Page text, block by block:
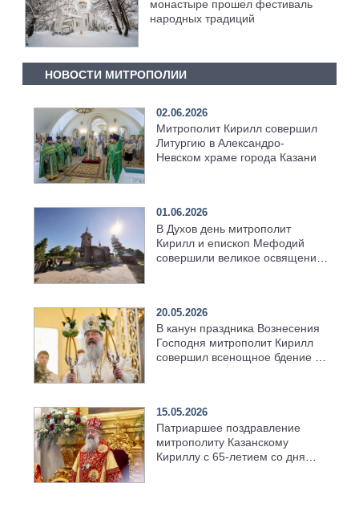
монастыре прошел фестиваль
народных традиций
НОВОСТИ МИТРОПОЛИИ
02.06.2026
Митрополит Кирилл совершил
Литургию в Александро-
Невском храме города Казани
01.06.2026
В Духов день митрополит
Кирилл и епископ Мефодий
совершили великое освящение
20.05.2026
В канун праздника Вознесения
Господня митрополит Кирилл
совершил всенощное бдение в
15.05.2026
Патриаршее поздравление
митрополиту Казанскому
Кириллу с 65-летием со дня